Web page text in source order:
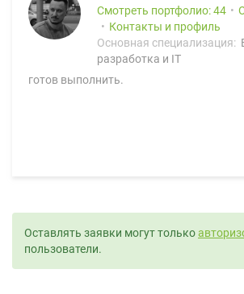
Смотреть портфолио: 44
Контакты и профиль
Основная специализация:
разработка и IT
готов выполнить.
Оставлять заявки могут только
пользователи.